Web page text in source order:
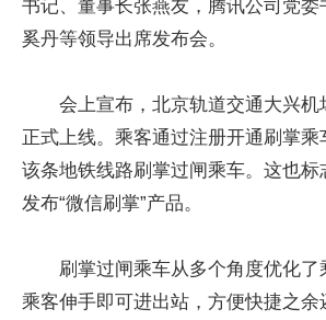
书记、董事长张燕友，腾讯公司党
奚丹等领导出席发布会。
会上宣布，北京轨道交通大兴机
正式上线。乘客通过注册开通刷掌乘
该条地铁线路刷掌过闸乘车。这也
发布“微信刷掌”产品。
刷掌过闸乘车从多个角度优化了
乘客伸手即可进出站，方便快捷之余